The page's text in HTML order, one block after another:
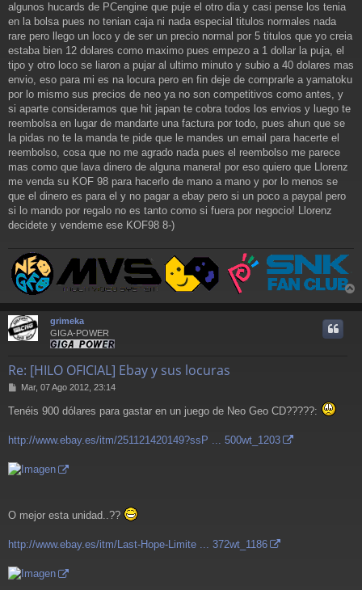
algunos hucards de PCengine que puje el otro dia y casi pense los tenia
en la bolsa pues no tenian caja ni nada especial titulos normales nada
rare pero llego un loco y de ser un precio normal por 5 titulos que yo creia
estaba bien 12 dolares como maximo pues empezo a 1 dollar la puja, el
tipo y otro loco se liaron a pujar al ultimo minuto y subio a 40 dolares mas
envio, eso para mi es na locura pero en fin deje de comprarle a yamatoku
por lo mismo sus precios de neo ya no son competitivos como antes, y
si aparte consideramos que hit japan te cobra todos los envios y luego te
reembolsa en lugar de mandarte una factura por todo, pues ahun que se
la pidas no te la manda te pide que le mandes un email para hacerte el
reembolso, cosa que no me agrado nada pues el reembolso me parece
mas como que lava dinero de alguna manera! por eso quiero que Llorenz
me venda su KOF 98 para hacerlo de mano a mano y por lo menos se
que el dinero es para el y no pagar a ebay pero si un poco a paypal pero
si lo mando por regalo no es tanto como si fuera por negocio! Llorenz
decidete y vendeme ese KOF98 8-)
r
grimeka
GIGA-POWER
Re: [HILO OFICIAL] Ebay y sus locuras
M
n
a
Mar, 07 Ago 2012, 23:14
Tenéis 900 dólares para gastar en un juego de Neo Geo CD?????:
http://www.ebay.es/itm/251121420149?ssP ... 500wt_1203
O mejor esta unidad..??
http://www.ebay.es/itm/Last-Hope-Limite ... 372wt_1186